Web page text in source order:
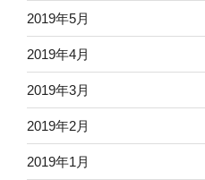
2019年5月
2019年4月
2019年3月
2019年2月
2019年1月